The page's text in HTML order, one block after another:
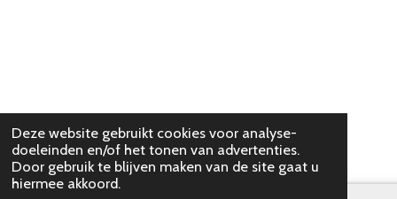
Deze website gebruikt cookies voor analyse-
doeleinden en/of het tonen van advertenties.
Door gebruik te blijven maken van de site gaat u
hiermee akkoord.